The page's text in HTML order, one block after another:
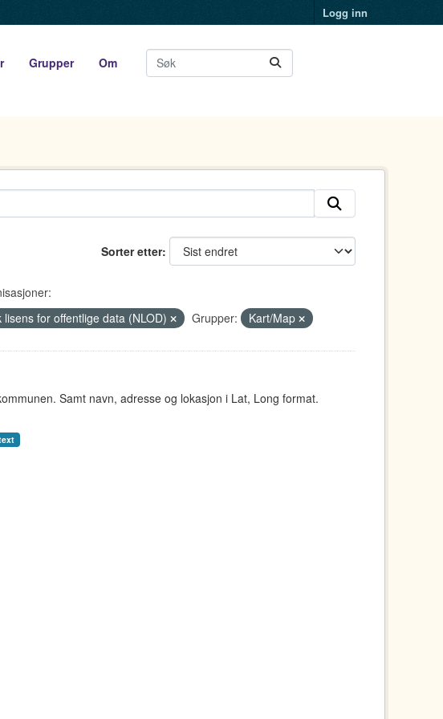
Logg inn
Grupper Om
Sorter etter
lisens for offentlige data (NLOD) Grupper: Kart/Map
Samt navn, adresse og lokasjon i Lat, Long format.